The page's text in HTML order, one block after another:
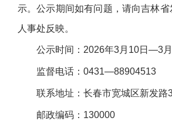
示。公示期间如有问题，请向吉林
人事处反映。
公示时间：2026年3月10日—3月
监督电话：0431—88904513
联系地址：长春市宽城区新发路
邮政编码：130000